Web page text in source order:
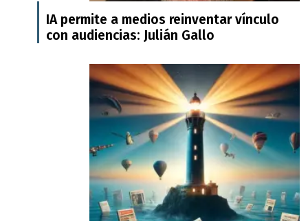
IA permite a medios reinventar vínculo
con audiencias: Julián Gallo